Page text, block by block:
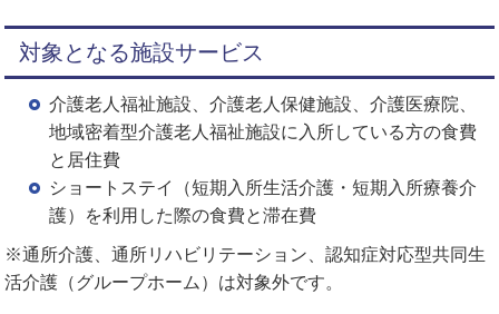
対象となる施設サービス
介護老人福祉施設、介護老人保健施設、介護医療院、
地域密着型介護老人福祉施設に入所している方の食費
と居住費
ショートステイ（短期入所生活介護・短期入所療養介
護）を利用した際の食費と滞在費
※通所介護、通所リハビリテーション、認知症対応型共同生
活介護（グループホーム）は対象外です。